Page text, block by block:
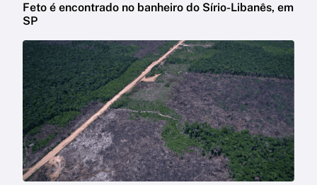
Feto é encontrado no banheiro do Sírio-Libanês, em
SP